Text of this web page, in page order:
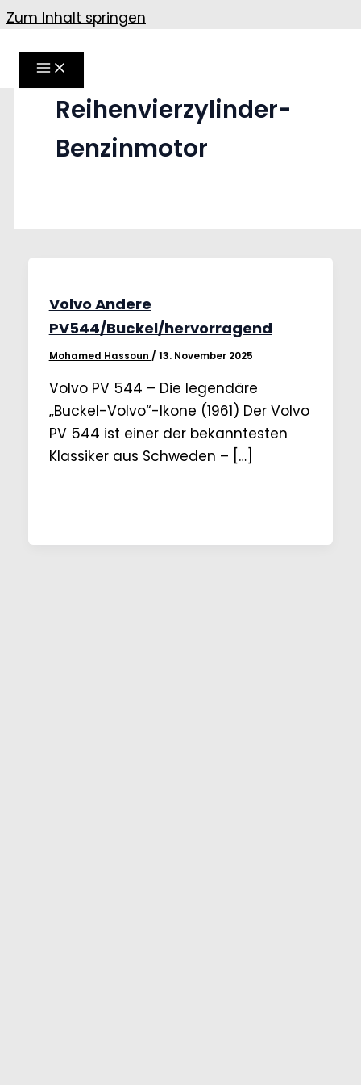
Zum Inhalt springen
Reihenvierzylinder-
Benzinmotor
Volvo Andere
PV544/Buckel/hervorragend
Mohamed Hassoun / 13. November 2025
Volvo PV 544 – Die legendäre
„Buckel-Volvo“-Ikone (1961) Der Volvo
PV 544 ist einer der bekanntesten
Klassiker aus Schweden – […]